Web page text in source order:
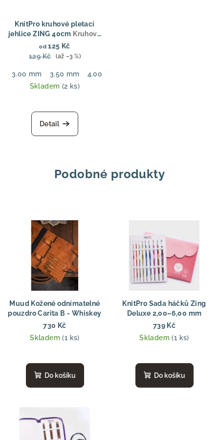
KnitPro kruhové pletací
jehlice ZING 40cm Kruhové
jehlice Zing Fixed 40 cm,
hliníkové
od 125 Kč
129 Kč
(až –3 %)
3.00 mm 3.50 mm 4.00 mm
Skladem (2 ks)
Detail
Podobné produkty
Muud Kožené odnímatelné
pouzdro Carita B - Whiskey
730 Kč
Skladem(1 ks)
Do košíku
KnitPro Sada háčků Zing
Deluxe 2,00–6,00 mm
739 Kč
Skladem(1 ks)
Do košíku